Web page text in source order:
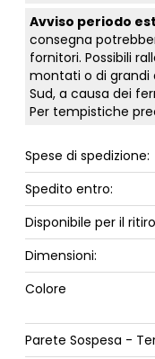
Avviso periodo
consegna
fornitori. Possibili
montati o di grandi
Sud, a causa dei
Per tempistiche
Spese di spedizione:
Spedito entro:
Disponibile per il
Dimensioni:
Colore
Parete Sospesa -